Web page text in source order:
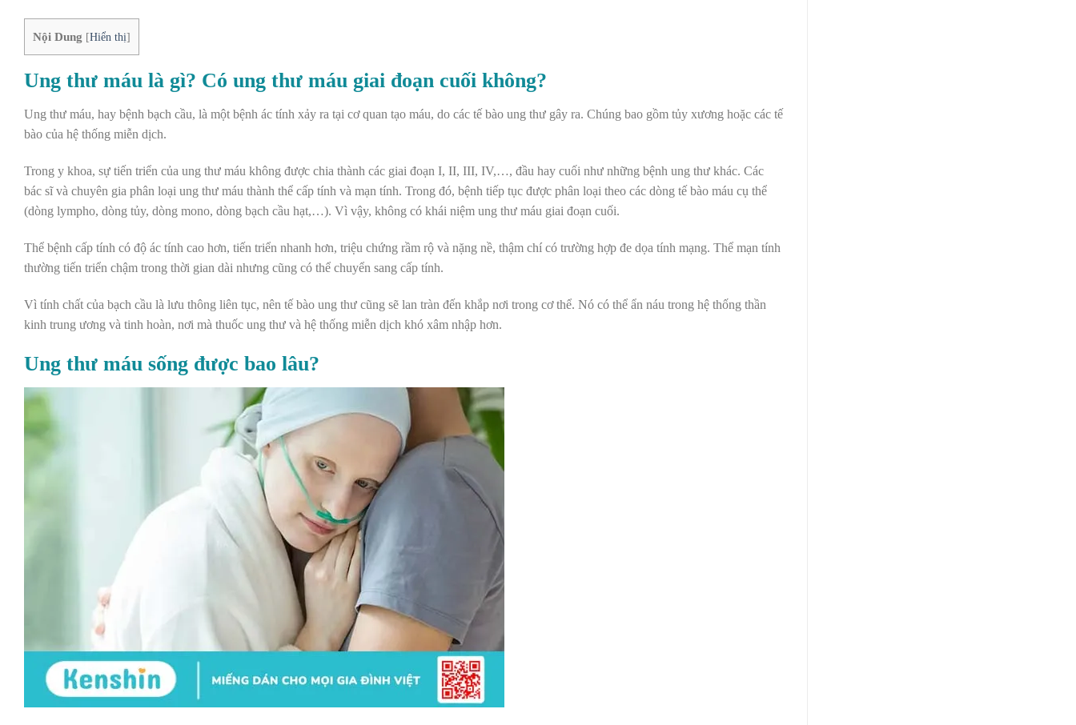
Nội Dung [Hiển thị]
Ung thư máu là gì? Có ung thư máu giai đoạn cuối không?
Ung thư máu, hay bệnh bạch cầu, là một bệnh ác tính xảy ra tại cơ quan tạo máu, do các tế bào ung thư gây ra. Chúng bao gồm tủy xương hoặc các tế
bào của hệ thống miễn dịch.
Trong y khoa, sự tiến triển của ung thư máu không được chia thành các giai đoạn I, II, III, IV,…, đầu hay cuối như những bệnh ung thư khác. Các
bác sĩ và chuyên gia phân loại ung thư máu thành thể cấp tính và mạn tính. Trong đó, bệnh tiếp tục được phân loại theo các dòng tế bào máu cụ thể
(dòng lympho, dòng tủy, dòng mono, dòng bạch cầu hạt,…). Vì vậy, không có khái niệm ung thư máu giai đoạn cuối.
Thể bệnh cấp tính có độ ác tính cao hơn, tiến triển nhanh hơn, triệu chứng rầm rộ và nặng nề, thậm chí có trường hợp đe dọa tính mạng. Thể mạn tính
thường tiến triển chậm trong thời gian dài nhưng cũng có thể chuyển sang cấp tính.
Vì tính chất của bạch cầu là lưu thông liên tục, nên tế bào ung thư cũng sẽ lan tràn đến khắp nơi trong cơ thể. Nó có thể ẩn náu trong hệ thống thần
kinh trung ương và tinh hoàn, nơi mà thuốc ung thư và hệ thống miễn dịch khó xâm nhập hơn.
Ung thư máu sống được bao lâu?